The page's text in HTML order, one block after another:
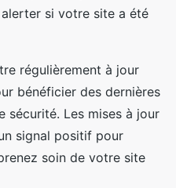
si votre site a été
régulièrement à jour
bénéficier des dernières
sécurité. Les mises à jour
signal positif pour
soin de votre site